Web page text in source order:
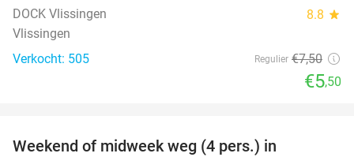
DOCK Vlissingen 8.8 star
Vlissingen
Verkocht: 505
Regulier €7,50
€5,50
Weekend of midweek weg (4 pers.) in